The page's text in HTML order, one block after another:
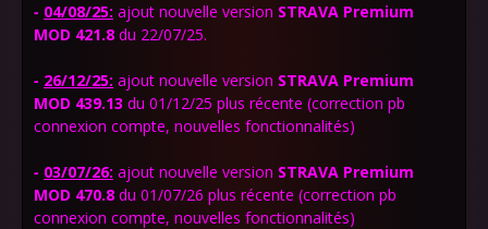
- 04/08/25: ajout nouvelle version STRAVA Premium
MOD 421.8 du 22/07/25.
- 26/12/25: ajout nouvelle version STRAVA Premium
MOD 439.13 du 01/12/25 plus récente (correction pb
connexion compte, nouvelles fonctionnalités)
- 03/07/26: ajout nouvelle version STRAVA Premium
MOD 470.8 du 01/07/26 plus récente (correction pb
connexion compte, nouvelles fonctionnalités)